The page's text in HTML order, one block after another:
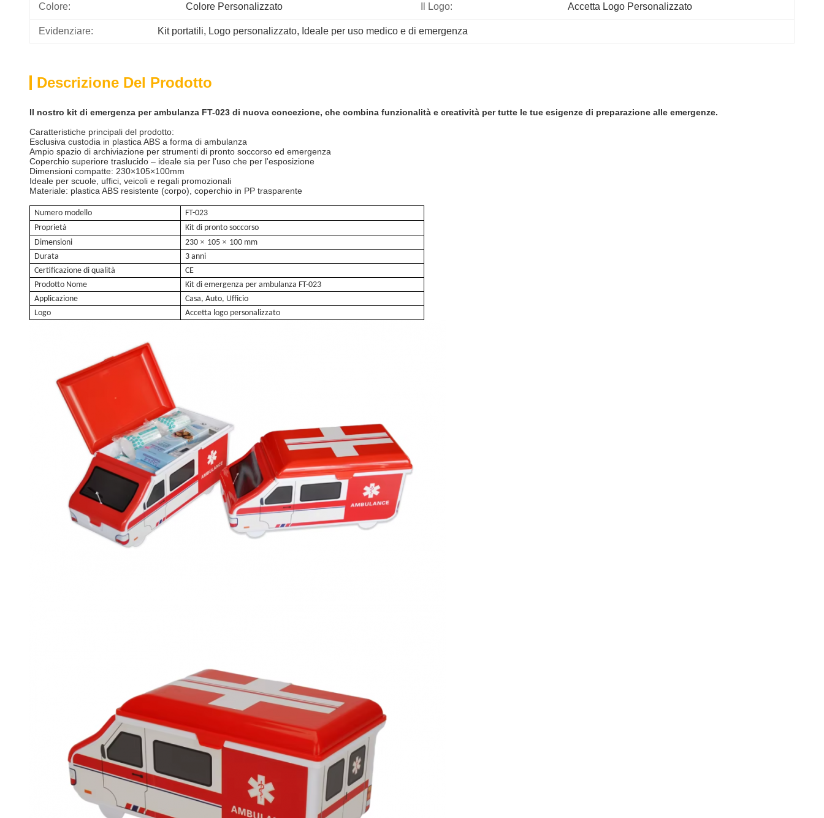
Colore: Colore Personalizzato Il Logo: Accetta Logo Personalizzato
Evidenziare: Kit portatili, Logo personalizzato, Ideale per uso medico e di emergenza
Descrizione Del Prodotto
Il nostro kit di emergenza per ambulanza FT-023 di nuova concezione, che combina funzionalità e creatività per tutte le tue esigenze di preparazione alle emergenze.
Caratteristiche principali del prodotto:
Esclusiva custodia in plastica ABS a forma di ambulanza
Ampio spazio di archiviazione per strumenti di pronto soccorso ed emergenza
Coperchio superiore traslucido – ideale sia per l'uso che per l'esposizione
Dimensioni compatte: 230×105×100mm
Ideale per scuole, uffici, veicoli e regali promozionali
Materiale: plastica ABS resistente (corpo), coperchio in PP trasparente
Numero modello
FT-023
Proprietà
Kit di pronto soccorso
Dimensioni
230 × 105 × 100 mm
Durata
3 anni
Certificazione di qualità
CE
Prodotto Nome
Kit di emergenza per ambulanza FT-023
Applicazione
Casa, Auto, Ufficio
Logo
Accetta logo personalizzato